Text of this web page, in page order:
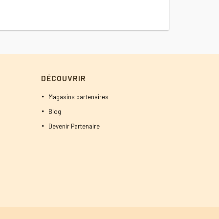
DÉCOUVRIR
Magasins partenaires
Blog
Devenir Partenaire